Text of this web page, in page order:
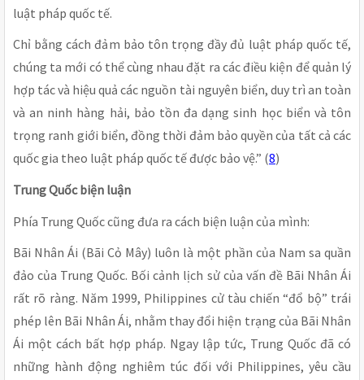
luật pháp quốc tế.
Chỉ bằng cách đảm bảo tôn trọng đầy đủ luật pháp quốc tế,
chúng ta mới có thể cùng nhau đặt ra các điều kiện để quản lý
hợp tác và hiệu quả các nguồn tài nguyên biển, duy trì an toàn
và an ninh hàng hải, bảo tồn đa dạng sinh học biển và tôn
trọng ranh giới biển, đồng thời đảm bảo quyền của tất cả các
quốc gia theo luật pháp quốc tế được bảo vệ.” (8)
Trung Quốc biện luận
Phía Trung Quốc cũng đưa ra cách biện luận của mình:
Bãi Nhân Ái (Bãi Cỏ Mây) luôn là một phần của Nam sa quần
đảo của Trung Quốc. Bối cảnh lịch sử của vấn đề Bãi Nhân Ái
rất rõ ràng. Năm 1999, Philippines cử tàu chiến “đổ bộ” trái
phép lên Bãi Nhân Ái, nhằm thay đổi hiện trạng của Bãi Nhân
Ái một cách bất hợp pháp. Ngay lập tức, Trung Quốc đã có
những hành động nghiêm túc đối với Philippines, yêu cầu